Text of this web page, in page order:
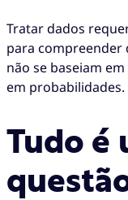
Tratar dados
para compreender
não se baseiam
em probabilidades.
Tudo é